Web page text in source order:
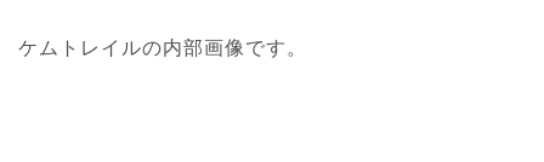
ケムトレイルの内部画像です。